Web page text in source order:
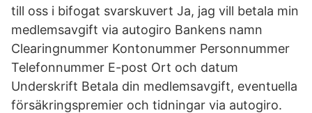
till oss i bifogat svarskuvert Ja, jag vill betala min
medlemsavgift via autogiro Bankens namn
Clearingnummer Kontonummer Personnummer
Telefonnummer E-post Ort och datum
Underskrift Betala din medlemsavgift, eventuella
försäkringspremier och tidningar via autogiro.